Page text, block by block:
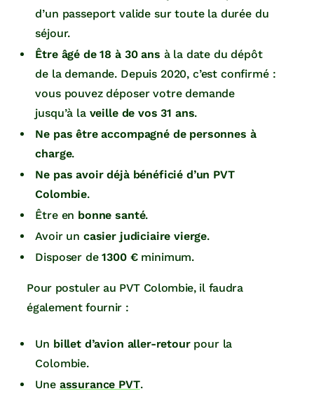
d’un passeport valide sur toute la durée du
séjour.
Être âgé de 18 à 30 ans à la date du dépôt
de la demande. Depuis 2020, c’est confirmé :
vous pouvez déposer votre demande
jusqu’à la veille de vos 31 ans.
Ne pas être accompagné de personnes à
charge.
Ne pas avoir déjà bénéficié d’un PVT
Colombie.
Être en bonne santé.
Avoir un casier judiciaire vierge.
Disposer de1300 €minimum.
Pour postuler au PVT Colombie, il faudra
également fournir :
Un billet d’avion aller-retour pour la
Colombie.
Une assurance PVT.